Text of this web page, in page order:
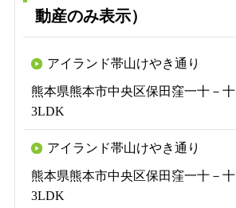
動産のみ表示）
アイランド帯山けやき通り
熊本県熊本市中央区保田窪一十－十
3LDK
アイランド帯山けやき通り
熊本県熊本市中央区保田窪一十－十
3LDK